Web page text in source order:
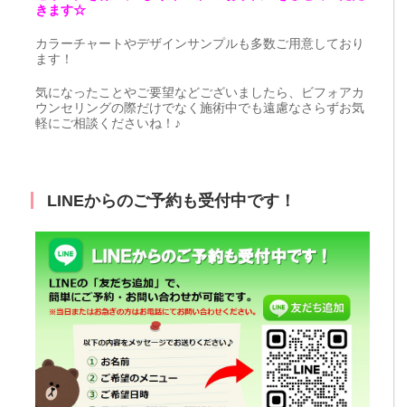
きます☆
カラーチャートやデザインサンプルも多数ご用意しており
ます！
気になったことやご要望などございましたら、ビフォアカ
ウンセリングの際だけでなく施術中でも遠慮なさらずお気
軽にご相談くださいね！♪
LINEからのご予約も受付中です！